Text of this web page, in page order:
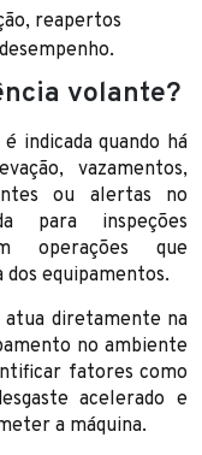
reapertos
volante?
indicada quando há
vazamentos,
ou alertas no
para inspeções
operações que
dos equipamentos.
atua diretamente na
no ambiente
fatores como
acelerado e
a máquina.